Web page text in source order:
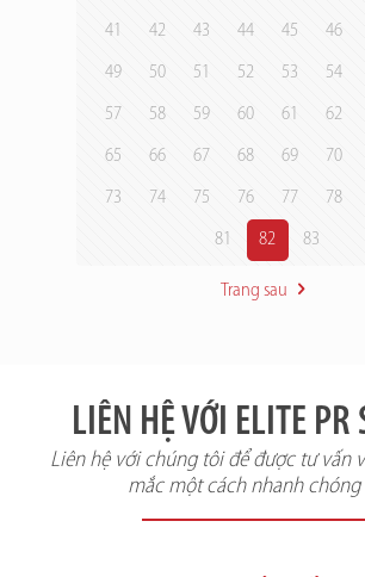
41 42 43 44 45 46
49 50 51 52 53 54
57 58 59 60 61 62
65 66 67 68 69 70
73 74 75 76 77 78
81 82 83
Trang sau
LIÊN HỆ VỚI ELITE PR
Liên hệ với chúng tôi để được tư vấn
mắc một cách nhanh chóng